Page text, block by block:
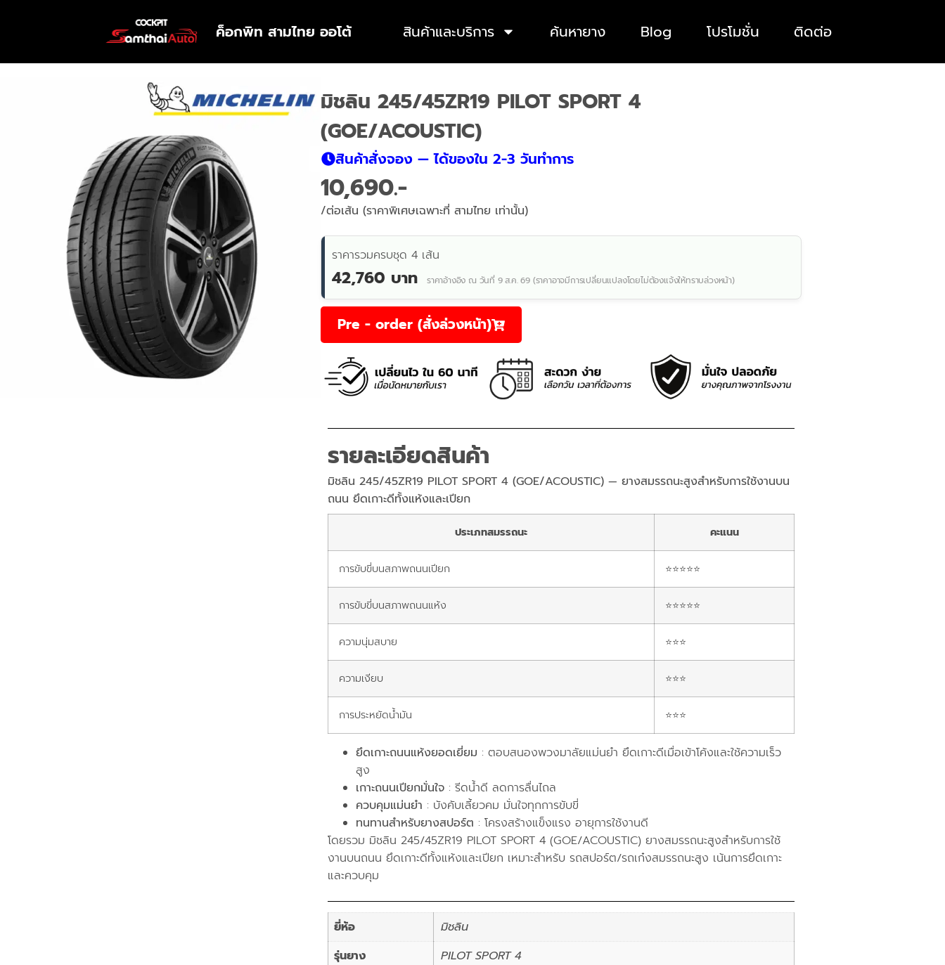
ค็อกพิท สามไทย ออโต้ สินค้าและบริการ ค้นหายาง Blog โปรโมชั่น ติดต่อ
มิชลิน 245/45ZR19 PILOT SPORT 4
(GOE/ACOUSTIC)
สินค้าสั่งจอง — ได้ของใน 2-3 วันทำการ
10,690
/ต่อเส้น (ราคาพิเศษเฉพาะที่ สามไทย เท่านั้น)
ราคารวมครบชุด 4 เส้น
42,760 บาท ราคาอ้างอิง ณ วันที่ 9 ส.ค. 69 (ราคาอาจมีการเปลี่ยนแปลงโดยไม่ต้องแจ้งให้ทราบล่วงหน้า)
Pre - order (สั่งล่วงหน้า)
รายละเอียดสินค้า
มิชลิน 245/45ZR19 PILOT SPORT 4 (GOE/ACOUSTIC) — ยางสมรรถนะสูงสำหรับการใช้งานบน
ถนน ยึดเกาะดีทั้งแห้งและเปียก
ประเภทสมรรถนะ คะแนน
การขับขี่บนสภาพถนนเปียก ⭐⭐⭐⭐⭐
การขับขี่บนสภาพถนนแห้ง ⭐⭐⭐⭐⭐
ความนุ่มสบาย ⭐⭐⭐
ความเงียบ ⭐⭐⭐
การประหยัดน้ำมัน ⭐⭐⭐
ยึดเกาะถนนแห้งยอดเยี่ยม : ตอบสนองพวงมาลัยแม่นยำ ยึดเกาะดีเมื่อเข้าโค้งและใช้ความเร็ว
สูง
เกาะถนนเปียกมั่นใจ : รีดน้ำดี ลดการลื่นไถล
ควบคุมแม่นยำ : บังคับเลี้ยวคม มั่นใจทุกการขับขี่
ทนทานสำหรับยางสปอร์ต : โครงสร้างแข็งแรง อายุการใช้งานดี
โดยรวม มิชลิน 245/45ZR19 PILOT SPORT 4 (GOE/ACOUSTIC) ยางสมรรถนะสูงสำหรับการใช้
งานบนถนน ยึดเกาะดีทั้งแห้งและเปียก เหมาะสำหรับ รถสปอร์ต/รถเก๋งสมรรถนะสูง เน้นการยึดเกาะ
และควบคุม
ยี่ห้อ
มิชลิน
รุ่นยาง
PILOT SPORT 4